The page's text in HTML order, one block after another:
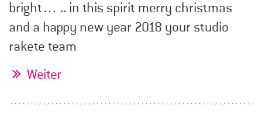
bright… .. in this spirit merry christmas
and a happy new year 2018 your studio
rakete team
Weiter